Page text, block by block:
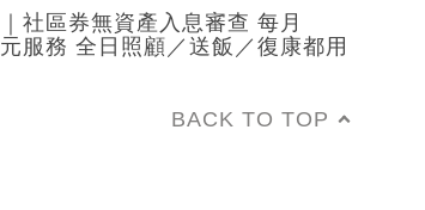
社區券無資產入息審查 每月
服務 全日照顧／送飯／復康都用
BACK TO TOP